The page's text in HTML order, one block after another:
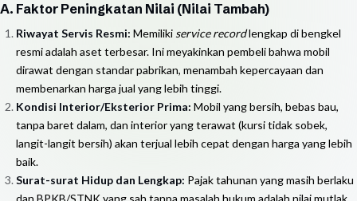
A. Faktor Peningkatan Nilai (Nilai Tambah)
Riwayat Servis Resmi: Memiliki service recordlengkap di bengkel
resmi adalah aset terbesar. Ini meyakinkan pembeli bahwa mobil
dirawat dengan standar pabrikan, menambah kepercayaan dan
membenarkan harga jual yang lebih tinggi.
Kondisi Interior/Eksterior Prima: Mobil yang bersih, bebas bau,
tanpa baret dalam, dan interior yang terawat (kursi tidak sobek,
langit-langit bersih) akan terjual lebih cepat dengan harga yang lebih
baik.
Surat-surat Hidup dan Lengkap: Pajak tahunan yang masih berlaku
dan BPKB/STNK yang sah tanpa masalah hukum adalah nilai mutlak.